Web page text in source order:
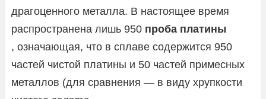
драгоценного металла. В настоящее время
распространена лишь 950 проба платины
, означающая, что в сплаве содержится 950
частей чистой платины и 50 частей примесных
металлов (для сравнения — в виду хрупкости